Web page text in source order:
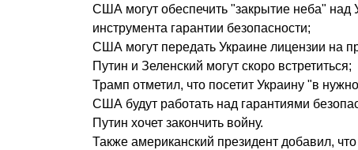
США могут обеспечить "закрытие неба" над
инструмента гарантии безопасности;
США могут передать Украине лицензии на
Путин и Зеленский могут скоро встретиться;
Трамп отметил, что посетит Украину "в
США будут работать над гарантиями
Путин хочет закончить войну.
Также американский президент добавил,